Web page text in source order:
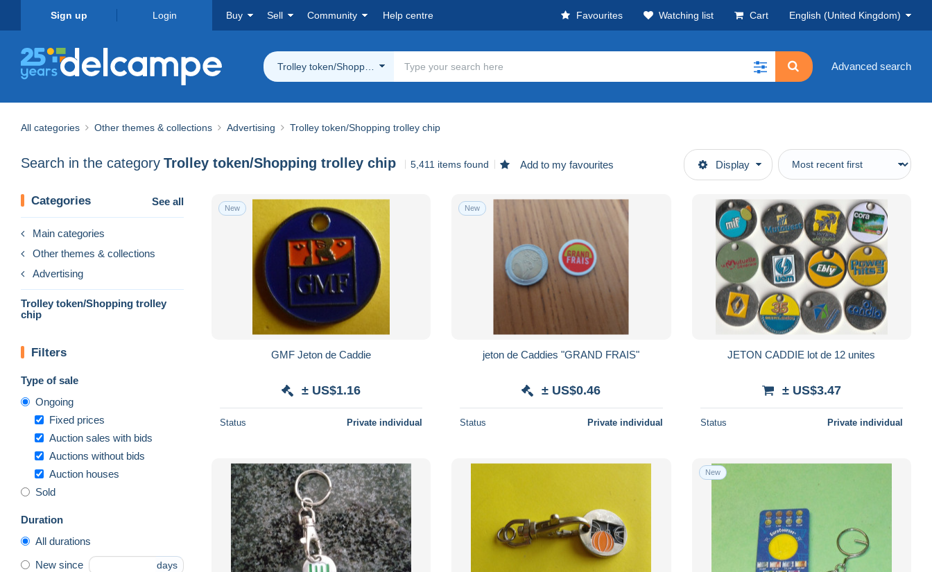
Sign up Login Buy Sell Community Help centre Favourites Watching list Cart English (United Kingdom)
Trolley token/Shopping trolley chip Advanced search
All categories Other themes & collections Advertising Trolley token/Shopping trolley chip
Search in the category Trolley token/Shopping trolley chip 5,411 items found Add to my favourites Display
Categories See all
Main categories
Other themes & collections
Advertising
Trolley token/Shopping trolley
chip
Filters
Type of sale
Ongoing
Fixed prices
Auction sales with bids
Auctions without bids
Auction houses
Sold
Duration
All durations
New since days
New
GMF Jeton de Caddie
± US$1.16
Status Private individual
New
jeton de Caddies "GRAND FRAIS"
± US$0.46
Status Private individual
JETON CADDIE lot de 12 unites
± US$3.47
Status Private individual
New